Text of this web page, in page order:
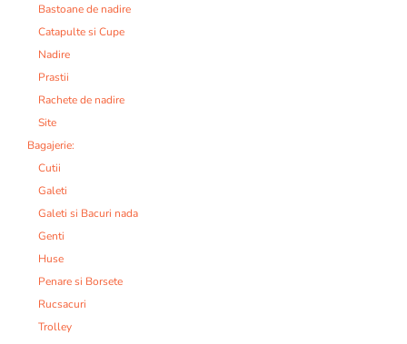
Bastoane de nadire
Catapulte si Cupe
Nadire
Prastii
Rachete de nadire
Site
Bagajerie:
Cutii
Galeti
Galeti si Bacuri nada
Genti
Huse
Penare si Borsete
Rucsacuri
Trolley